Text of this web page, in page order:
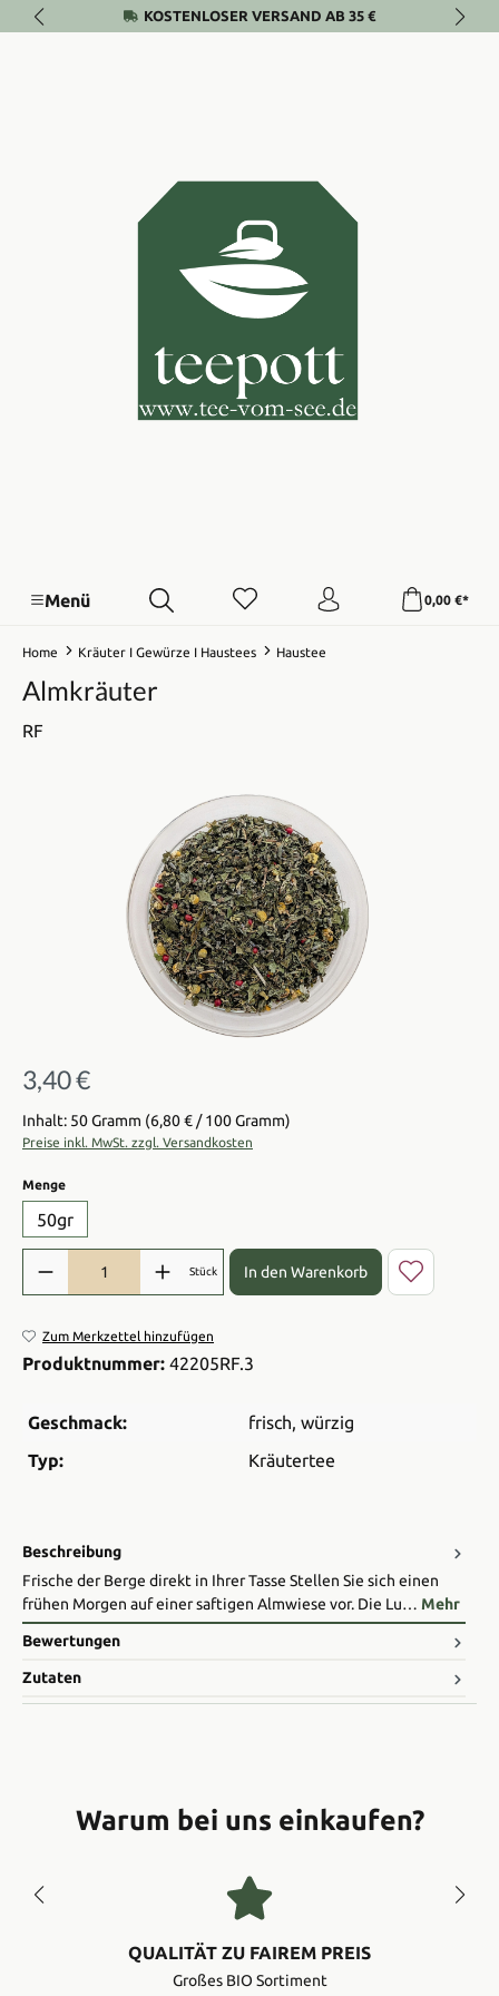
Zum Hauptinhalt springenKOSTENLOSER VERSAND AB 35 €
Menü 0,00 €*
Home Kräuter I Gewürze I Haustees Haustee
Almkräuter
RF
Bildergalerie überspringen
Regulärer Preis:
3,40 €
Inhalt: 50 Gramm (6,80 € / 100 Gramm)
Preise inkl. MwSt. zzgl. Versandkosten
Mengeauswählen
50gr
Produkt Anzahl: Gib den gewünschten Wert ein oder benutze die
Stück In den Warenkorb
Zum Merkzettel hinzufügen
Produktnummer: 42205RF.3
Geschmack: frisch, würzig
Typ:
Kräutertee
Beschreibung
​Frische der Berge direkt in Ihrer Tasse Stellen Sie sich einen
frühen Morgen auf einer saftigen Almwiese vor. Die Lu… Mehr
Bewertungen
Zutaten
Warum bei uns einkaufen?
QUALITÄT ZU FAIREM PREIS
Großes BIO Sortiment